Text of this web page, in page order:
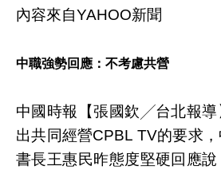
內容來自YAHOO新聞
中職強勢回應：不考慮共營
中國時報【張國欽╱台北報導
出共同經營CPBL TV的要求
書長王惠民昨態度堅硬回應